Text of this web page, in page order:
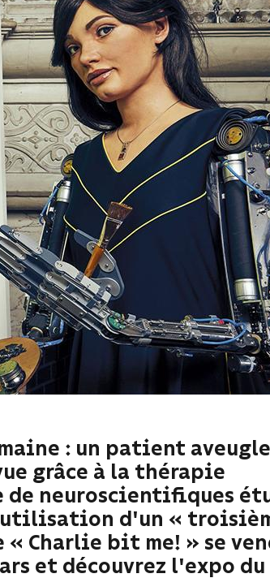
: un patient aveugle
grâce à la thérapie
de neuroscientifiques
d'un «
Charlie bit me! » se
et découvrez l'expo